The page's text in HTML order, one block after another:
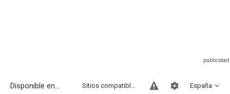
Disponible en... España
Sitios compatibles